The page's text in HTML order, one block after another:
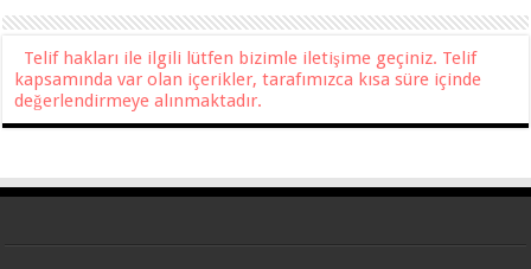
Telif hakları ile ilgili lütfen bizimle iletişime geçiniz. Telif
kapsamında var olan içerikler, tarafımızca kısa süre içinde
değerlendirmeye alınmaktadır.